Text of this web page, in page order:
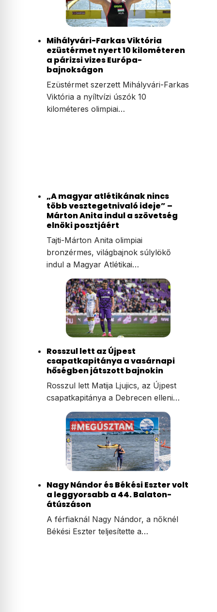
Mihályvári-Farkas Viktória
ezüstérmet nyert 10 kilométeren
a párizsi vizes Európa-
bajnokságon
Ezüstérmet szerzett Mihályvári-Farkas
Viktória a nyíltvízi úszók 10
kilométeres olimpiai…
„A magyar atlétikának nincs
több vesztegetnivaló ideje” –
Márton Anita indul a szövetség
elnöki posztjáért
Tajti-Márton Anita olimpiai
bronzérmes, világbajnok súlylökő
indul a Magyar Atlétikai…
Rosszul lett az Újpest
csapatkapitánya a vasárnapi
hőségben játszott bajnokin
Rosszul lett Matija Ljujics, az Újpest
csapatkapitánya a Debrecen elleni…
Nagy Nándor és Békési Eszter volt
a leggyorsabb a 44. Balaton-
átúszáson
A férfiaknál Nagy Nándor, a nőknél
Békési Eszter teljesítette a…